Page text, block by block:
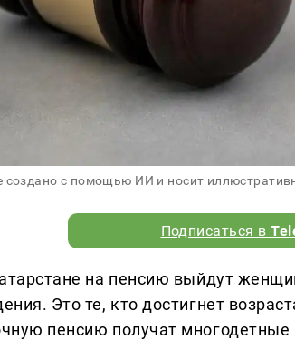
создано с помощью ИИ и носит
Подписаться в
на пенсию выйдут
Это те, кто достигнет
пенсию получат